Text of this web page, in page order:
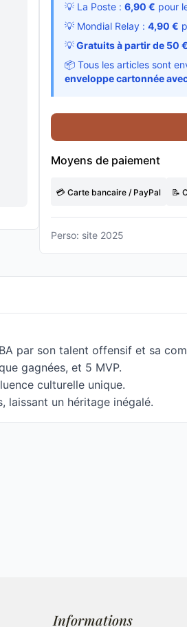
💡 La Poste : 6,90 € pour
💡 Mondial Relay : 4,90 €
💡Gratuits à partir de 50
📦 Tous les articles sont
enveloppe cartonnée
Moyens de paiement
💳 Carte bancaire / PayPal 📝
Perso: site 2025
par son talent offensif et sa
gagnées, et 5 MVP.
culturelle unique.
laissant un héritage inégalé.
Informations